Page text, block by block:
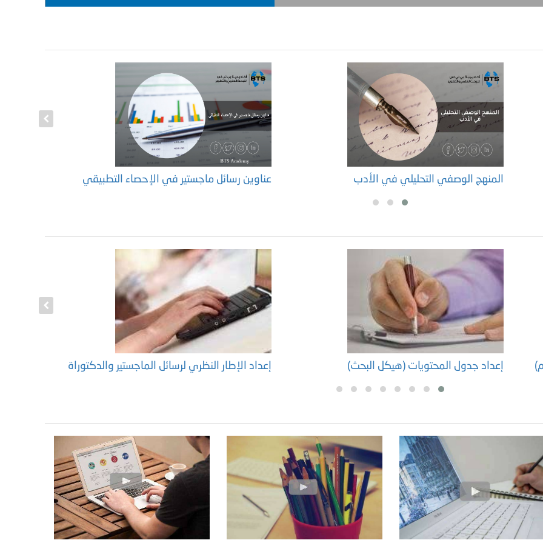
المنهج الوصفي التحليلي في الأدب عناوين رسائل ماجستير في الإحصاء التطبيقي
إعداد جدول المحتويات (هيكل البحث) إعداد الإطار النظري لرسائل الماجستير والدكتوراة